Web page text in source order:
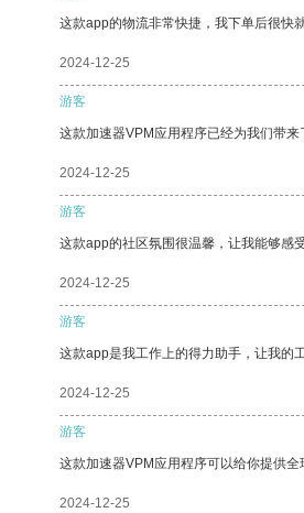
这款app的物流非常快捷，我下单后很快
2024-12-25
游客
这款加速器VPM应用程序已经为我们带来
2024-12-25
游客
这款app的社区氛围很温馨，让我能够感
2024-12-25
游客
这款app是我工作上的得力助手，让我的
2024-12-25
游客
这款加速器VPM应用程序可以给你提供全
2024-12-25